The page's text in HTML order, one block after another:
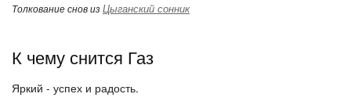
Толкование снов изЦыганский сонник
К чему снится Газ
Яркий - успех и радость.